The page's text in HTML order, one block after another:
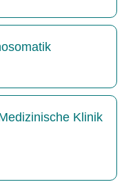
Klinik